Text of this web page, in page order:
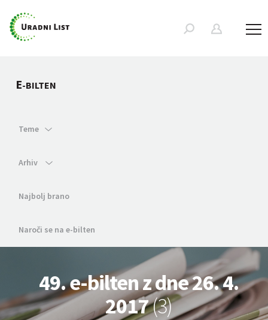
E-BILTEN
Teme
Arhiv
Najbolj brano
Naroči se na e-bilten
49. e-bilten z dne 26. 4.
2017(3)